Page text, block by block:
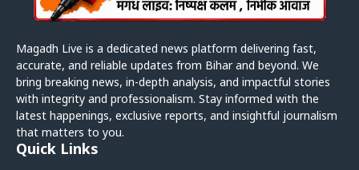
Magadh Live is a dedicated news platform delivering fast,
accurate, and reliable updates from Bihar and beyond. We
bring breaking news, in-depth analysis, and impactful stories
with integrity and professionalism. Stay informed with the
latest happenings, exclusive reports, and insightful journalism
that matters to you.
Quick Links